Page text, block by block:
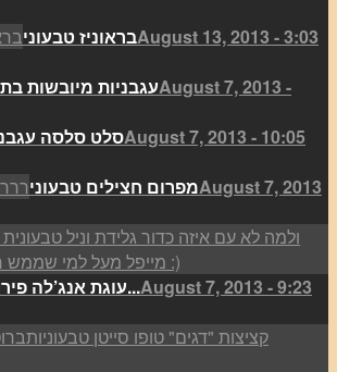
בראוניז טבעוניAugust 13, 2013 - 3:03
עגבניות מיובשותAugust 7, 2013 -
סלט סלסהAugust 7, 2013 - 10:05
מפרום חצילים טבעוניAugust 7, 2013
עוגת אנג’לה פירות קיצית וטב...August 7, 2013 - 9:23